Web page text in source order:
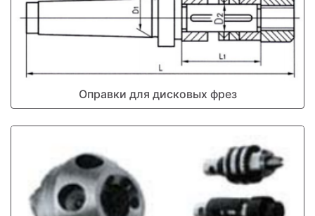
Оправки для дисковых фрез